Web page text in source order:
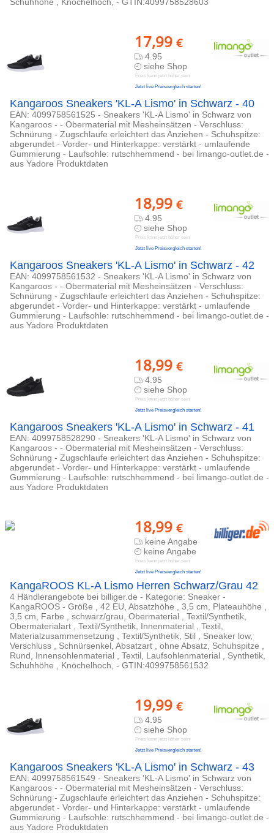
17,99 €
4.95
siehe Shop
Preis kann jetzt höher sein
Jetzt live Preisvergleich starten!
Kangaroos Sneakers 'KL-A Lismo' in Schwarz - 40
EAN: 4099758561525 - Sneakers 'KL-A Lismo' in Schwarz von
Kangaroos - - Obermaterial mit Mesheinsätzen - Verschluss:
Schnürung - Zugschlaufe erleichtert das Anziehen - Schuhspitze:
abgerundet - Vorder- und Hinterkappe: verstärkt - umlaufende
Gummierung - Laufsohle: rutschhemmend - bei limango-outlet.de -
aus Yadore Produktdaten
18,99 €
4.95
siehe Shop
Preis kann jetzt höher sein
Jetzt live Preisvergleich starten!
Kangaroos Sneakers 'KL-A Lismo' in Schwarz - 42
EAN: 4099758561532 - Sneakers 'KL-A Lismo' in Schwarz von
Kangaroos - - Obermaterial mit Mesheinsätzen - Verschluss:
Schnürung - Zugschlaufe erleichtert das Anziehen - Schuhspitze:
abgerundet - Vorder- und Hinterkappe: verstärkt - umlaufende
Gummierung - Laufsohle: rutschhemmend - bei limango-outlet.de -
aus Yadore Produktdaten
18,99 €
4.95
siehe Shop
Preis kann jetzt höher sein
Jetzt live Preisvergleich starten!
Kangaroos Sneakers 'KL-A Lismo' in Schwarz - 41
EAN: 4099758528290 - Sneakers 'KL-A Lismo' in Schwarz von
Kangaroos - - Obermaterial mit Mesheinsätzen - Verschluss:
Schnürung - Zugschlaufe erleichtert das Anziehen - Schuhspitze:
abgerundet - Vorder- und Hinterkappe: verstärkt - umlaufende
Gummierung - Laufsohle: rutschhemmend - bei limango-outlet.de -
aus Yadore Produktdaten
18,99 €
keine Angabe
keine Angabe
Preis kann jetzt höher sein
Jetzt live Preisvergleich starten!
KangaROOS KL-A Lismo Herren Schwarz/Grau 42
4 Händlerangebote bei billiger.de - Kategorie: Sneaker -
KangaROOS - Größe , 42 EU, Absatzhöhe , 3,5 cm, Plateauhöhe ,
3,5 cm, Farbe , schwarz/grau, Obermaterial , Textil/Synthetik,
Obermaterialart , Textil/Synthetik, Innenmaterial , Textil,
Materialzusammensetzung , Textil/Synthetik, Stil , Sneaker low,
Verschluss , Schnürsenkel, Absatzart , ohne Absatz, Schuhspitze ,
Rund, Innensohlenmaterial , Textil, Laufsohlenmaterial , Synthetik,
Schuhhöhe , Knöchelhoch, - GTIN:4099758561532
19,99 €
4.95
siehe Shop
Preis kann jetzt höher sein
Jetzt live Preisvergleich starten!
Kangaroos Sneakers 'KL-A Lismo' in Schwarz - 43
EAN: 4099758561549 - Sneakers 'KL-A Lismo' in Schwarz von
Kangaroos - - Obermaterial mit Mesheinsätzen - Verschluss:
Schnürung - Zugschlaufe erleichtert das Anziehen - Schuhspitze:
abgerundet - Vorder- und Hinterkappe: verstärkt - umlaufende
Gummierung - Laufsohle: rutschhemmend - bei limango-outlet.de -
aus Yadore Produktdaten